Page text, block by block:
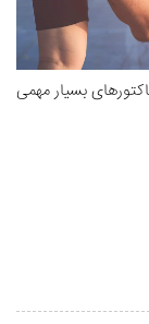
بسیار مهمی